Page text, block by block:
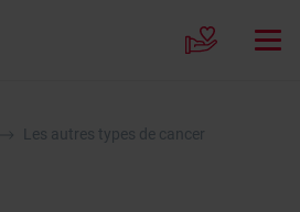
Les autres types de cancer